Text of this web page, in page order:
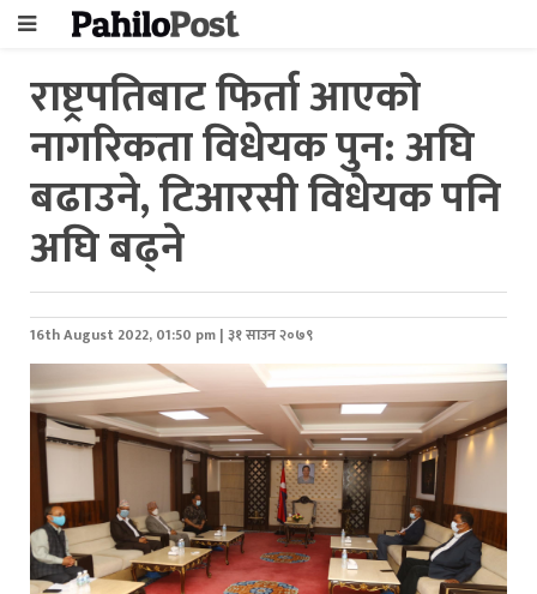
राष्ट्रपतिबाट फिर्ता आएको
नागरिकता विधेयक पुन: अघि
बढाउने, टिआरसी विधेयक पनि
अघि बढ्ने
16th August 2022, 01:50 pm | ३१ साउन २०७९